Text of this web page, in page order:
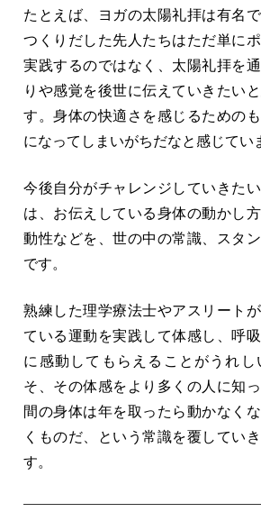
たとえば、ヨガの太陽礼拝は有名
つくりだした先人たちはただ単に
実践するのではなく、太陽礼拝を
りや感覚を後世に伝えていきたい
す。身体の快適さを感じるための
になってしまいがちだなと感じてい
今後自分がチャレンジしていきた
は、お伝えしている身体の動かし
動性などを、世の中の常識、スタ
です。
熟練した理学療法士やアスリート
ている運動を実践して体感し、呼
に感動してもらえることがうれし
そ、その体感をより多くの人に知
間の身体は年を取ったら動かなく
くものだ、という常識を覆してい
す。